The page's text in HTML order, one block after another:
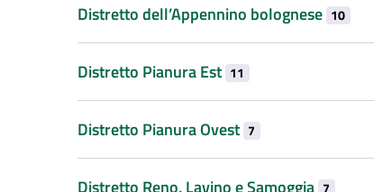
Distretto dell’Appennino bolognese 10
Distretto Pianura Est 11
Distretto Pianura Ovest 7
Distretto Reno, Lavino e Samoggia 7